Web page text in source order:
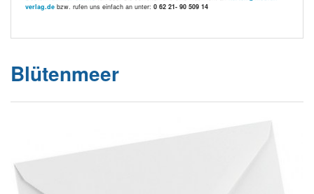
verlag.de bzw. rufen uns einfach an unter: 0 62 21- 90 509 14
Blütenmeer